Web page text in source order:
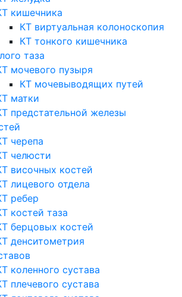
кишечника
КТ виртуальная колоноскопия
КТ тонкого кишечника
таза
мочевого пузыря
КТ мочевыводящих путей
матки
предстательной железы
черепа
челюсти
височных костей
лицевого отдела
ребер
костей таза
берцовых костей
денситометрия
коленного сустава
плечевого сустава